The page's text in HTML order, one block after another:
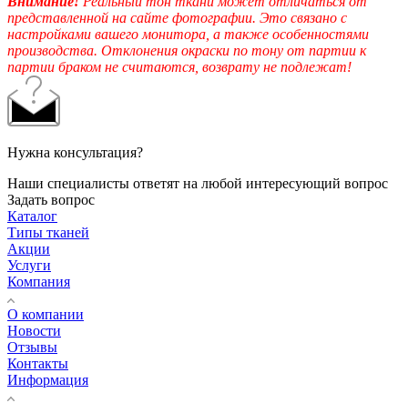
представленной на сайте фотографии. Это связано с
настройками вашего монитора, а также особенностями
производства. Отклонения окраски по тону от партии к
партии браком не считаются, возврату не подлежат!
Нужна консультация?
Наши специалисты ответят на любой интересующий вопрос
Задать вопрос
Каталог
Типы тканей
Акции
Услуги
Компания
О компании
Новости
Отзывы
Контакты
Информация